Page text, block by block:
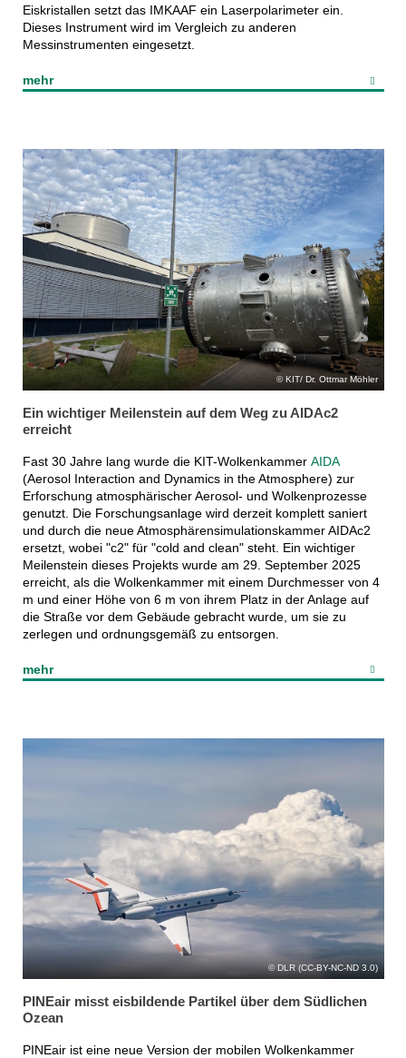
Eiskristallen setzt das IMKAAF ein Laserpolarimeter ein.
Dieses Instrument wird im Vergleich zu anderen
Messinstrumenten eingesetzt.
mehr
KIT/ Dr. Ottmar Möhler
Ein wichtiger Meilenstein auf dem Weg zu AIDAc2
erreicht
Fast 30 Jahre lang wurde die KIT-Wolkenkammer AIDA
(Aerosol Interaction and Dynamics in the Atmosphere) zur
Erforschung atmosphärischer Aerosol- und Wolkenprozesse
genutzt. Die Forschungsanlage wird derzeit komplett saniert
und durch die neue Atmosphärensimulationskammer AIDAc2
ersetzt, wobei "c2" für "cold and clean" steht. Ein wichtiger
Meilenstein dieses Projekts wurde am 29. September 2025
erreicht, als die Wolkenkammer mit einem Durchmesser von 4
m und einer Höhe von 6 m von ihrem Platz in der Anlage auf
die Straße vor dem Gebäude gebracht wurde, um sie zu
zerlegen und ordnungsgemäß zu entsorgen.
mehr
DLR (CC-BY-NC-ND 3.0)
PINEair misst eisbildende Partikel über dem Südlichen
Ozean
PINEair ist eine neue Version der mobilen Wolkenkammer